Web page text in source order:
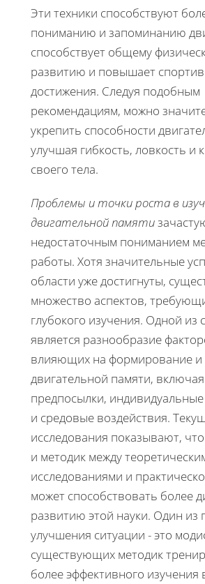
Эти техники способствуют
пониманию и запоминанию
способствует общему
развитию и повышает
достижения. Следуя подобным
рекомендациям, можно
укрепить способности
улучшая гибкость, ловкость и
своего тела.
Проблемы и точки роста в
двигательной памяти
недостаточным пониманием
работы. Хотя значительные
области уже достигнуты,
множество аспектов,
глубокого изучения. Одной из
является разнообразие
влияющих на формирование и
двигательной памяти,
предпосылки,
и средовые воздействия.
исследования показывают,
и методик между
исследованиями и
может способствовать более
развитию этой науки. Один из
улучшения ситуации - это
существующих методик
более эффективного изучения